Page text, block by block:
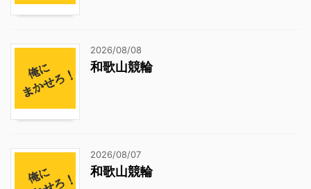
2026/08/08
和歌山競輪
2026/08/07
和歌山競輪